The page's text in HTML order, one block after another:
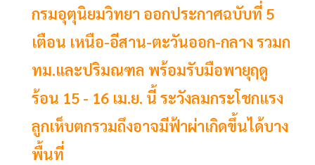
กรมอุตุนิยมวิทยา ออกประกาศฉบับที่ 5
เตือน เหนือ-อีสาน-ตะวันออก-กลาง รวมก
ทม.และปริมณฑล พร้อมรับมือพายุฤดู
ร้อน 15 - 16 เม.ย. นี้ ระวังลมกระโชกแรง
ลูกเห็บตกรวมถึงอาจมีฟ้าผ่าเกิดขึ้นได้บาง
พื้นที่